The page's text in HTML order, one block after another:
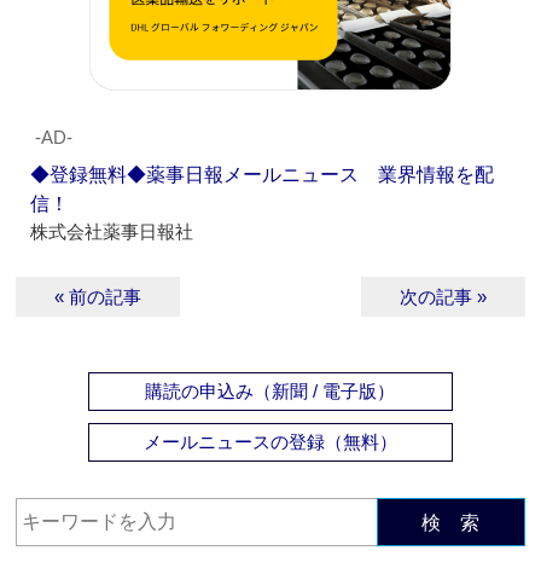
‐AD‐
◆登録無料◆薬事日報メールニュース 業界情報を配
信！
株式会社薬事日報社
« 前の記事 次の記事 »
購読の申込み（新聞 / 電子版）
メールニュースの登録（無料）
検 索